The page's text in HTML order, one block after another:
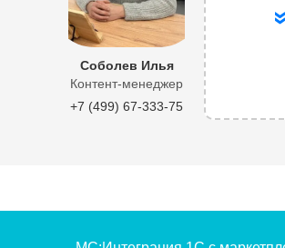
Соболев Илья
Контент-менеджер
+7 (499) 67-333-75